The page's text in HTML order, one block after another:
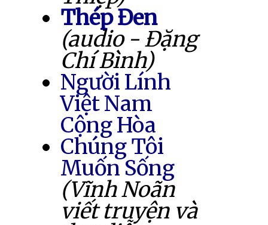
Thép Đen
(audio - Đặng
Chí Bình)
Người Lính
Việt Nam
Cộng Hòa
Chúng Tôi
Muốn Sống
(Vĩnh Noãn
viết truyện và